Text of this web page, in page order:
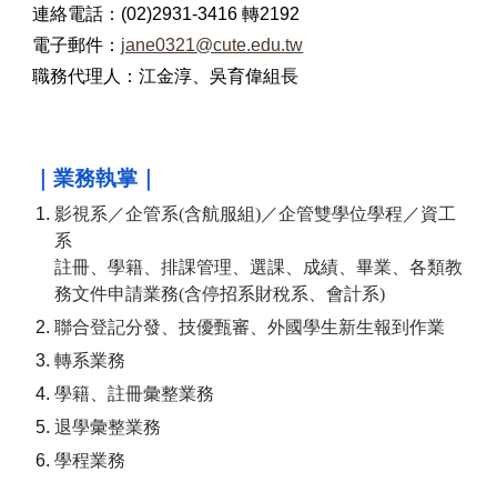
連絡電話：(02)2931-3416 轉2192
電子郵件： jane0321@cute.edu.tw
職務代理人：江金淳 、吳育偉組長
｜業務執掌｜
影視系／企管系(含航服組)／企管雙學位學程 ／資工
系
註冊、學籍、排課管理、選課、成績、畢業、各類教
務文件申請業務(含停招系財稅系 、會計系)
聯合登記分發、技優甄審 、外國學生新生報到作業
轉系業務
學籍、註冊彙整業務
退學彙整業務
學程業務